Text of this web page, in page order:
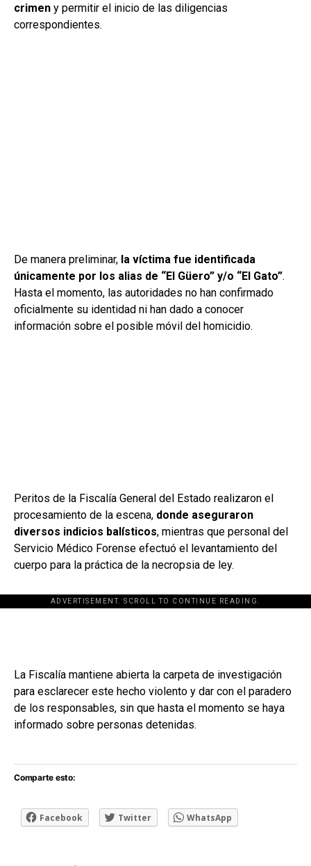
crimen y permitir el inicio de las diligencias
correspondientes.
De manera preliminar, la víctima fue identificada
únicamente por los alias de “El Güero” y/o “El Gato”.
Hasta el momento, las autoridades no han confirmado
oficialmente su identidad ni han dado a conocer
información sobre el posible móvil del homicidio.
Peritos de la Fiscalía General del Estado realizaron el
procesamiento de la escena, donde aseguraron
diversos indicios balísticos, mientras que personal del
Servicio Médico Forense efectuó el levantamiento del
cuerpo para la práctica de la necropsia de ley.
ADVERTISEMENT. SCROLL TO CONTINUE READING.
[adsforwp id="243463"]
La Fiscalía mantiene abierta la carpeta de investigación
para esclarecer este hecho violento y dar con el paradero
de los responsables, sin que hasta el momento se haya
informado sobre personas detenidas.
Comparte esto:
Facebook Twitter WhatsApp